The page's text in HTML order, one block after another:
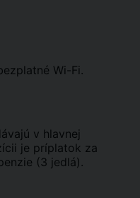
Wi-Fi.
v hlavnej
je príplatok za
(3 jedlá).